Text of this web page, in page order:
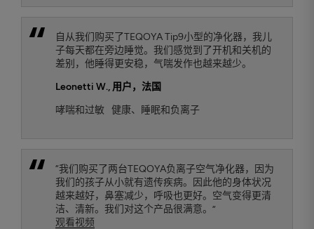
自从我们购买了TEQOYA Tip9小型的净化器，我儿
子每天都在旁边睡觉。我们感觉到了开机和关机的
差别，他睡得更安稳，气喘发作也越来越少。
Leonetti W., 用户，法国
哮喘和过敏
健康、睡眠和负离子
“我们购买了两台TEQOYA负离子空气净化器，因为
我们的孩子从小就有遗传疾病。因此他的身体状况
越来越好，鼻塞减少，呼吸也更好。空气变得更清
洁、清新。我们对这个产品很满意。”
观看视频